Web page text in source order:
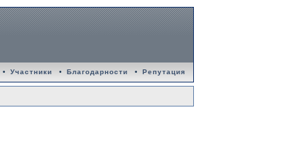
• Участники • Благодарности • Репутация